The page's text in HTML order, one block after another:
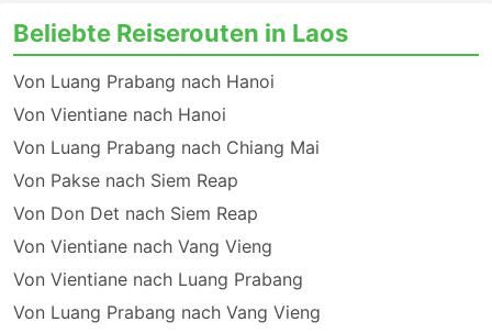
Beliebte Reiserouten in Laos
Von Luang Prabang nach Hanoi
Von Vientiane nach Hanoi
Von Luang Prabang nach Chiang Mai
Von Pakse nach Siem Reap
Von Don Det nach Siem Reap
Von Vientiane nach Vang Vieng
Von Vientiane nach Luang Prabang
Von Luang Prabang nach Vang Vieng